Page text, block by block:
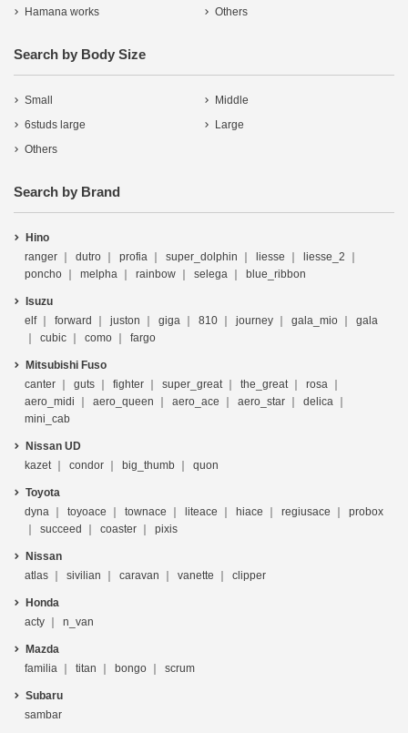
Hamana works
Others
Search by Body Size
Small
Middle
6studs large
Large
Others
Search by Brand
Hino
ranger
dutro profia super_dolphin liesse
liesse_2
poncho
melpha rainbow selega blue_ribbon
Isuzu
elf
forward juston giga 810 journey gala_mio
gala
cubic
como fargo
Mitsubishi Fuso
canter
guts fighter super_great the_great
rosa
aero_midi
aero_queen aero_ace aero_star
delica
mini_cab
Nissan UD
kazet
condor big_thumb quon
Toyota
dyna
toyoace townace liteace hiace regiusace
probox
succeed
coaster pixis
Nissan
atlas
sivilian caravan vanette clipper
Honda
acty
n_van
Mazda
familia
titan bongo scrum
Subaru
sambar